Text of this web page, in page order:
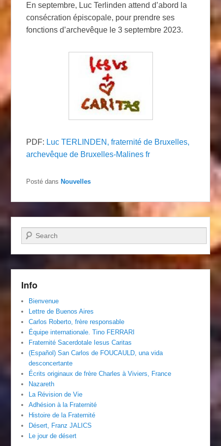
En septembre, Luc Terlinden attend d’abord la
consécration épiscopale, pour prendre ses
fonctions d’archevêque le 3 septembre 2023.
PDF: Luc TERLINDEN, fraternité de Bruxelles,
archevêque de Bruxelles-Malines fr
Posté dans Nouvelles
Recherche
Info
Bienvenue
Lettre de Buenos Aires
Carlos Roberto, frère responsable
Équipe internationale. Tino FERRARI
Fraternité Sacerdotale Iesus Caritas
(Español) San Carlos de FOUCAULD, una vida
desconcertante
Écrits originaux de frère Charles à Viviers, France
Nazareth
La Révision de Vie
Adhésion à la Fraternité
Histoire de la Fraternité
Désert, Franz JALICS
Le jour de désert